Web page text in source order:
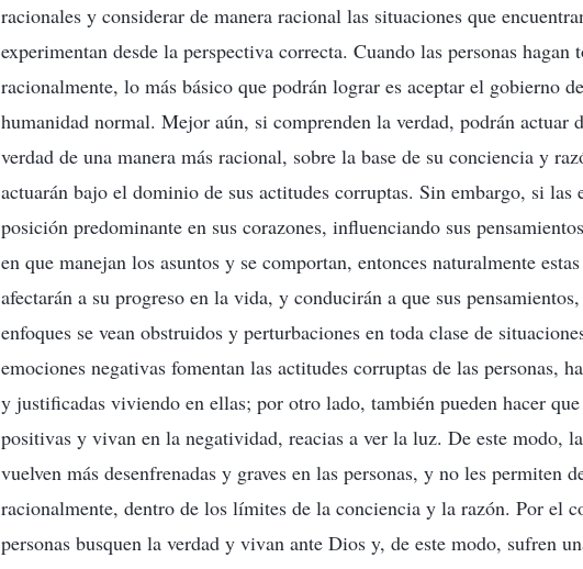
racionales y considerar de manera racional las situaciones que
experimentan desde la perspectiva correcta. Cuando las personas hagan
racionalmente, lo más básico que podrán lograr es aceptar el gobierno
humanidad normal. Mejor aún, si comprenden la verdad, podrán actuar
verdad de una manera más racional, sobre la base de su conciencia y
actuarán bajo el dominio de sus actitudes corruptas. Sin embargo, si las
posición predominante en sus corazones, influenciando sus
en que manejan los asuntos y se comportan, entonces naturalmente
afectarán a su progreso en la vida, y conducirán a que sus
enfoques se vean obstruidos y perturbaciones en toda clase de
emociones negativas fomentan las actitudes corruptas de las personas,
y justificadas viviendo en ellas; por otro lado, también pueden hacer que
positivas y vivan en la negatividad, reacias a ver la luz. De este modo,
vuelven más desenfrenadas y graves en las personas, y no les permiten
racionalmente, dentro de los límites de la conciencia y la razón. Por el
personas busquen la verdad y vivan ante Dios y, de este modo, sufren